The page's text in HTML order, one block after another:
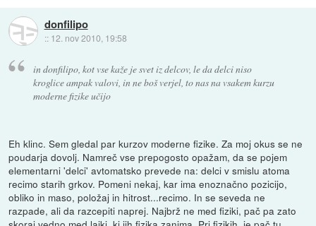
donfilipo
:: 12. nov 2010, 19:58
in donfilipo, kot vse kaže je svet iz delcov, le da delci niso
kroglice ampak valovi, in ne boš verjel, to nas na vsakem kurzu
moderne fizike učijo
Eh klinc. Sem gledal par kurzov moderne fizike. Za moj okus se ne
poudarja dovolj. Namreč vse prepogosto opažam, da se pojem
elementarni 'delci' avtomatsko prevede na: delci v smislu atoma
recimo starih grkov. Pomeni nekaj, kar ima enoznačno pozicijo,
obliko in maso, položaj in hitrost...recimo. In se seveda ne
razpade, ali da razcepiti naprej. Najbrž ne med fiziki, pač pa zato